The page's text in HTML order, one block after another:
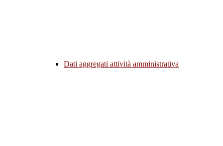
Dati aggregati attività amministrativa